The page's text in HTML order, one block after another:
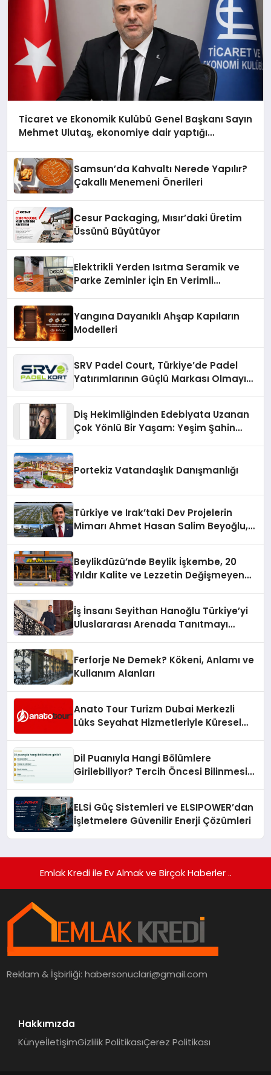
Ticaret ve Ekonomik Kulübü Genel Başkanı Sayın
Mehmet Ulutaş, ekonomiye dair yaptığı
Samsun’da Kahvaltı Nerede Yapılır?
Çakallı Menemeni Önerileri
Cesur Packaging, Mısır’daki Üretim
Üssünü Büyütüyor
Elektrikli Yerden Isıtma Seramik ve
Parke Zeminler İçin En Verimli
Yangına Dayanıklı Ahşap Kapıların
Modelleri
SRV Padel Court, Türkiye’de Padel
Yatırımlarının Güçlü Markası Olmayı
Diş Hekimliğinden Edebiyata Uzanan
Çok Yönlü Bir Yaşam: Yeşim Şahin
Portekiz Vatandaşlık Danışmanlığı
Türkiye ve Irak’taki Dev Projelerin
Mimarı Ahmet Hasan Salim Beyoğlu,
Hayata Geçirecek
Beylikdüzü’nde Beylik İşkembe, 20
Yıldır Kalite ve Lezzetin Değişmeyen
İş İnsanı Seyithan Hanoğlu Türkiye’yi
Uluslararası Arenada Tanıtmayı
Ferforje Ne Demek? Kökeni, Anlamı ve
Kullanım Alanları
Anato Tour Turizm Dubai Merkezli
Lüks Seyahat Hizmetleriyle Küresel
Dil Puanıyla Hangi Bölümlere
Girilebiliyor? Tercih Öncesi Bilinmesi
ELSİ Güç Sistemleri ve ELSIPOWER’dan
İşletmelere Güvenilir Enerji Çözümleri
Emlak Kredi ile Ev Almak ve Birçok Haberler ..
Reklam & İşbirliği:habersonuclari@gmail.com
Hakkımızda
KünyeİletişimGizlilik PolitikasıÇerez Politikası